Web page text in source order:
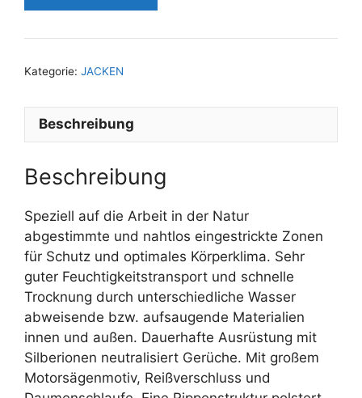
Kategorie: JACKEN
Beschreibung
Beschreibung
Speziell auf die Arbeit in der Natur
abgestimmte und nahtlos eingestrickte Zonen
für Schutz und optimales Körperklima. Sehr
guter Feuchtigkeitstransport und schnelle
Trocknung durch unterschiedliche Wasser
abweisende bzw. aufsaugende Materialien
innen und außen. Dauerhafte Ausrüstung mit
Silberionen neutralisiert Gerüche. Mit großem
Motorsägenmotiv, Reißverschluss und